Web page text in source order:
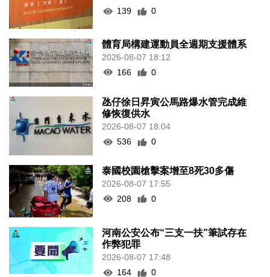
139
0
體育局構建運動員全週期支援體系
2026-08-07 18:12
166
0
氹仔徐日昇寅公馬路爆水管完成維
修恢復供水
2026-08-07 18:04
536
0
泰國校園槍擊案增至8死30多傷
2026-08-07 17:55
208
0
河南公安公布“三支一扶”筆試存在
作弊犯罪
2026-08-07 17:48
164
0